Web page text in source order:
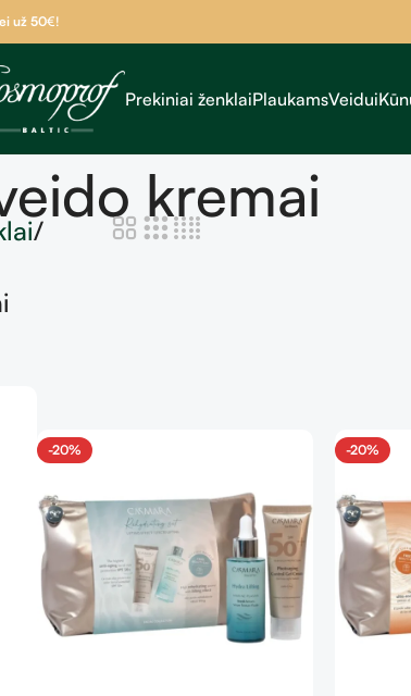
už 50€!
Prekiniai ženklaiPlaukamsVeidui
kremai
-20% -20%